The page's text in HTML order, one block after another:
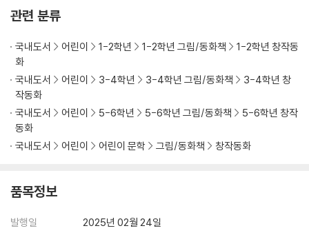
관련 분류
국내도서 어린이 1-2학년 1-2학년 그림/동화책
1-2학년 창작동
화
국내도서
어린이 3-4학년 3-4학년 그림/동화책
3-4학년 창
작동화
국내도서
어린이 5-6학년 5-6학년 그림/동화책
5-6학년 창작
동화
국내도서
어린이 어린이 문학 그림/동화책 창작동화
품목정보
발행일
2025년 02월 24일